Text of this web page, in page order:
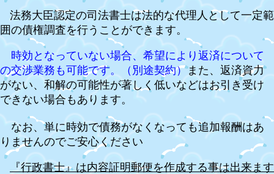
法務大臣認定の司法書士は法的な代理人として一定範
囲の債権調査を行うことができます。
時効となっていない場合、希望により返済について
の交渉業務も可能です。（別途契約）また、返済資力
がない、和解の可能性が著しく低いなどはお引き受け
できない場合もあります。
なお、単に時効で債務がなくなっても追加報酬はあ
りませんのでご安心ください
『行政書士』は内容証明郵便を作成する事は出来ます